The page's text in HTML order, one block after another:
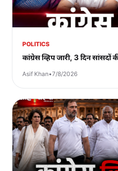
POLITICS
कांग्रेस व्हिप जारी, 3 दिन सांसदों
Asif Khan•7/8/2026